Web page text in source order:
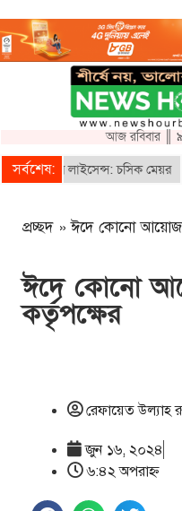
আজ রবিবার ║
সর্বশেষ:লাইসেন্স: চসিক মেয়র
প্রচ্ছদ »ঈদে কোনো আয়োজন
ঈদে কোনো
কর্তৃপক্ষের
রেফায়েত উল্যাহ
জুন ১৬, ২০২৪
৬:৪২ অপরাহ্ণ